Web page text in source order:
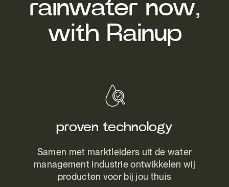
rainwater now,
with Rainup
proven technology
Samen met marktleiders uit de water
management industrie ontwikkelen wij
producten voor bij jou thuis